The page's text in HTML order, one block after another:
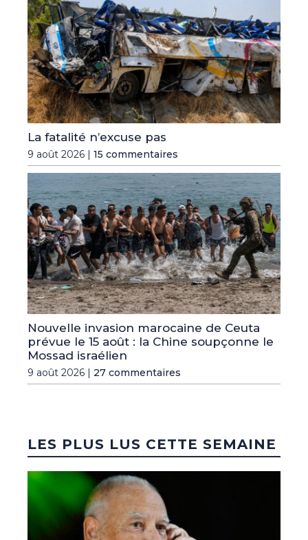
La fatalité n’excuse pas
9 août 2026 | 15 commentaires
Nouvelle invasion marocaine de Ceuta
prévue le 15 août : la Chine soupçonne le
Mossad israélien
9 août 2026 | 27 commentaires
LES PLUS LUS CETTE SEMAINE